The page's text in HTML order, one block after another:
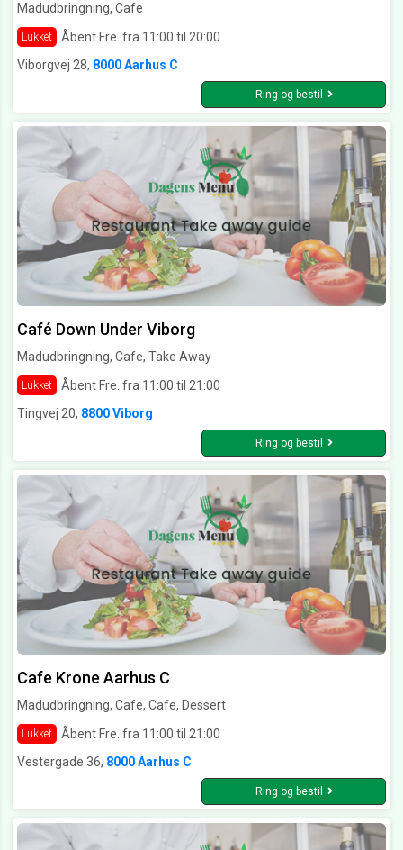
Madudbringning, Cafe
Lukket
Åbent Fre. fra 11:00 til 20:00
Viborgvej 28, 8000 Aarhus C
Ring og bestil
Café Down Under Viborg
Madudbringning, Cafe, Take Away
Lukket
Åbent Fre. fra 11:00 til 21:00
Tingvej 20, 8800 Viborg
Ring og bestil
Cafe Krone Aarhus C
Madudbringning, Cafe, Cafe, Dessert
Lukket
Åbent Fre. fra 11:00 til 21:00
Vestergade 36, 8000 Aarhus C
Ring og bestil